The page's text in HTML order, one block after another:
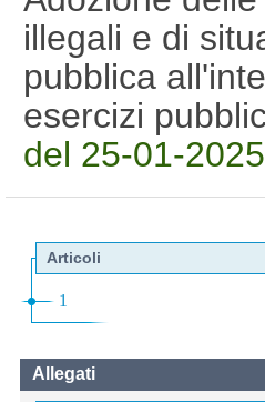
illegali e di
pubblica
esercizi
del 25-01-